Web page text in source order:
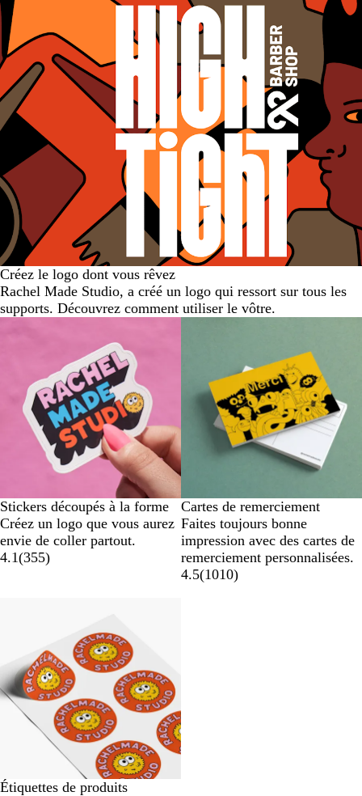
s
r
n
r
t
a
n
r
s
a
e
Créez le logo dont vous rêvez
Rachel Made Studio, a créé un logo qui ressort sur tous les
supports. Découvrez comment utiliser le vôtre.
Stickers découpés à la forme
Créez un logo que vous aurez
envie de coller partout.
4.1(355)
Cartes de remerciement
Faites toujours bonne
impression avec des cartes de
remerciement personnalisées.
4.5(1010)
Étiquettes de produits